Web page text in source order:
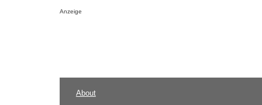
Anzeige
About